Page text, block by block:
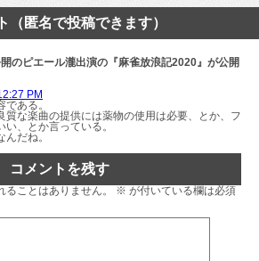
（匿名で投稿できます）
のピエール瀧出演の『麻雀放浪記2020』が公開
PM
ある。
質な楽曲の提供には薬物の使用は必要、とか、フ
、とか言っている。
だね。
コメントを残す
ことはありません。 ※ が付いている欄は必須